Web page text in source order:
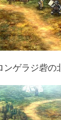
ゲラジ砦の